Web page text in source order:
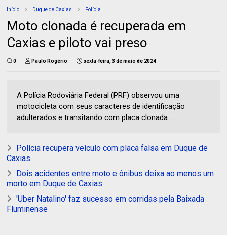
Início Duque de Caxias Polícia
Moto clonada é recuperada em
Caxias e piloto vai preso
0 Paulo Rogério sexta-feira, 3 de maio de 2024
A Polícia Rodoviária Federal (PRF) observou uma
motocicleta com seus caracteres de identificação
adulterados e transitando com placa clonada...
Polícia recupera veículo com placa falsa em Duque de
Caxias
Dois acidentes entre moto e ônibus deixa ao menos um
morto em Duque de Caxias
'Uber Natalino' faz sucesso em corridas pela Baixada
Fluminense